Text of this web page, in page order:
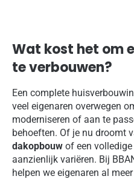
Wat kost het om
te verbouwen?
Een complete
veel eigenaren overwegen
moderniseren of aan te
behoeften. Of je nu droomt
dakopbouw of een volledige
aanzienlijk variëren. Bij
helpen we eigenaren al